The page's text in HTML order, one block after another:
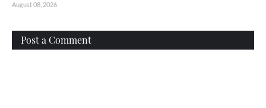
August 08, 2026
Post a Comment